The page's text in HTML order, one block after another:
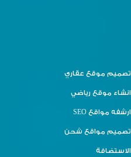
تصميم موقع عقاري
انشاء موقع رياضي
ارشفه مواقع SEO
تصميم مواقع شحن
الاستضافة